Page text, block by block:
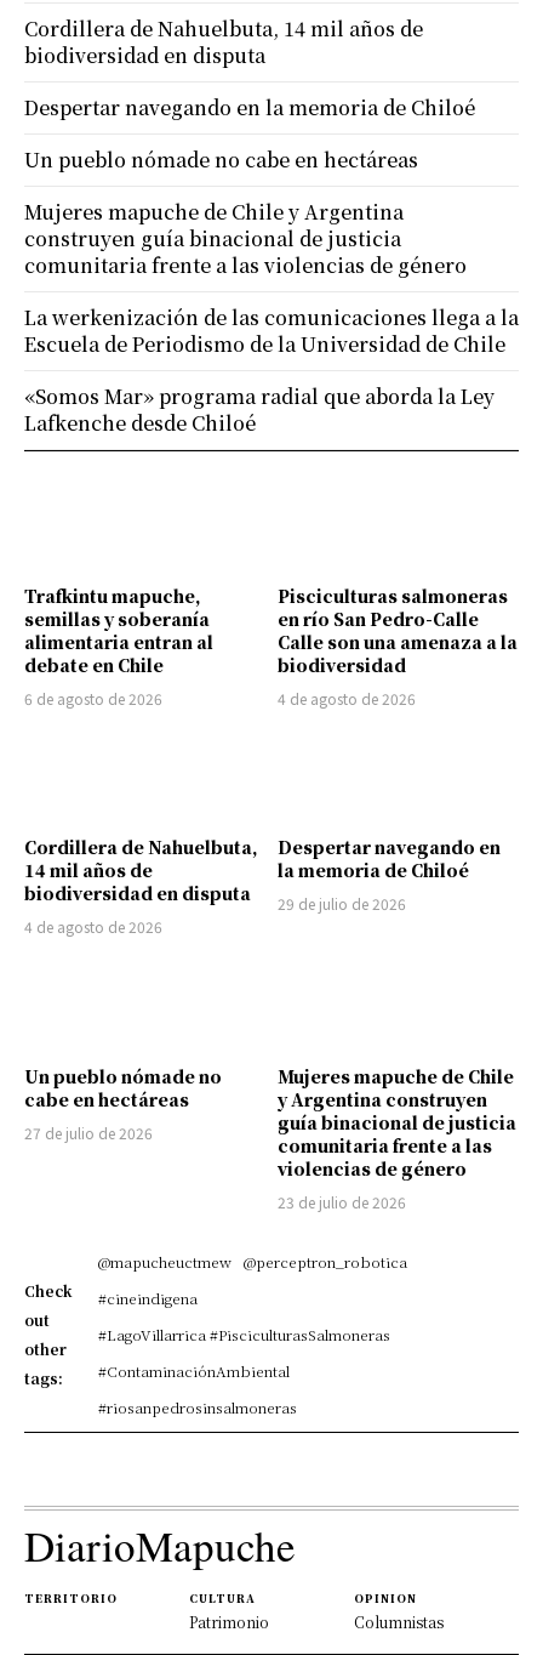
Trafkintu mapuche,
semillas y soberanía
alimentaria entran al
debate en Chile
6 de agosto de 2026
Pisciculturas salmoneras
en río San Pedro-Calle
Calle son una amenaza a la
biodiversidad
4 de agosto de 2026
Cordillera de Nahuelbuta,
14 mil años de
biodiversidad en disputa
4 de agosto de 2026
Despertar navegando en
la memoria de Chiloé
29 de julio de 2026
Un pueblo nómade no
cabe en hectáreas
27 de julio de 2026
Mujeres mapuche de Chile
y Argentina construyen
guía binacional de justicia
comunitaria frente a las
violencias de género
23 de julio de 2026
Check
out
other
tags:
@mapucheuctmew @perceptron_robotica
#cineindigena
#LagoVillarrica #PisciculturasSalmoneras
#ContaminaciónAmbiental
#riosanpedrosinsalmoneras
Cordillera de Nahuelbuta, 14 mil años de
biodiversidad en disputa
Despertar navegando en la memoria de Chiloé
Un pueblo nómade no cabe en hectáreas
Mujeres mapuche de Chile y Argentina
construyen guía binacional de justicia
comunitaria frente a las violencias de género
La werkenización de las comunicaciones llega a la
Escuela de Periodismo de la Universidad de Chile
«Somos Mar» programa radial que aborda la Ley
Lafkenche desde Chiloé
DiarioMapuche
TERRITORIO CULTURA
Patrimonio
OPINION
Columnistas